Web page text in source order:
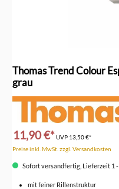
Thomas Trend Colour
grau
11,90 €*UVP 13,50 €*
Preise inkl. MwSt. zzgl. Versandkosten
Sofort versandfertig, Lieferzeit 1 -
mit feiner Rillenstruktur